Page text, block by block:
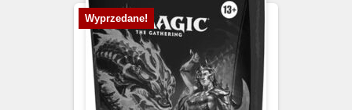
Wyprzedane!